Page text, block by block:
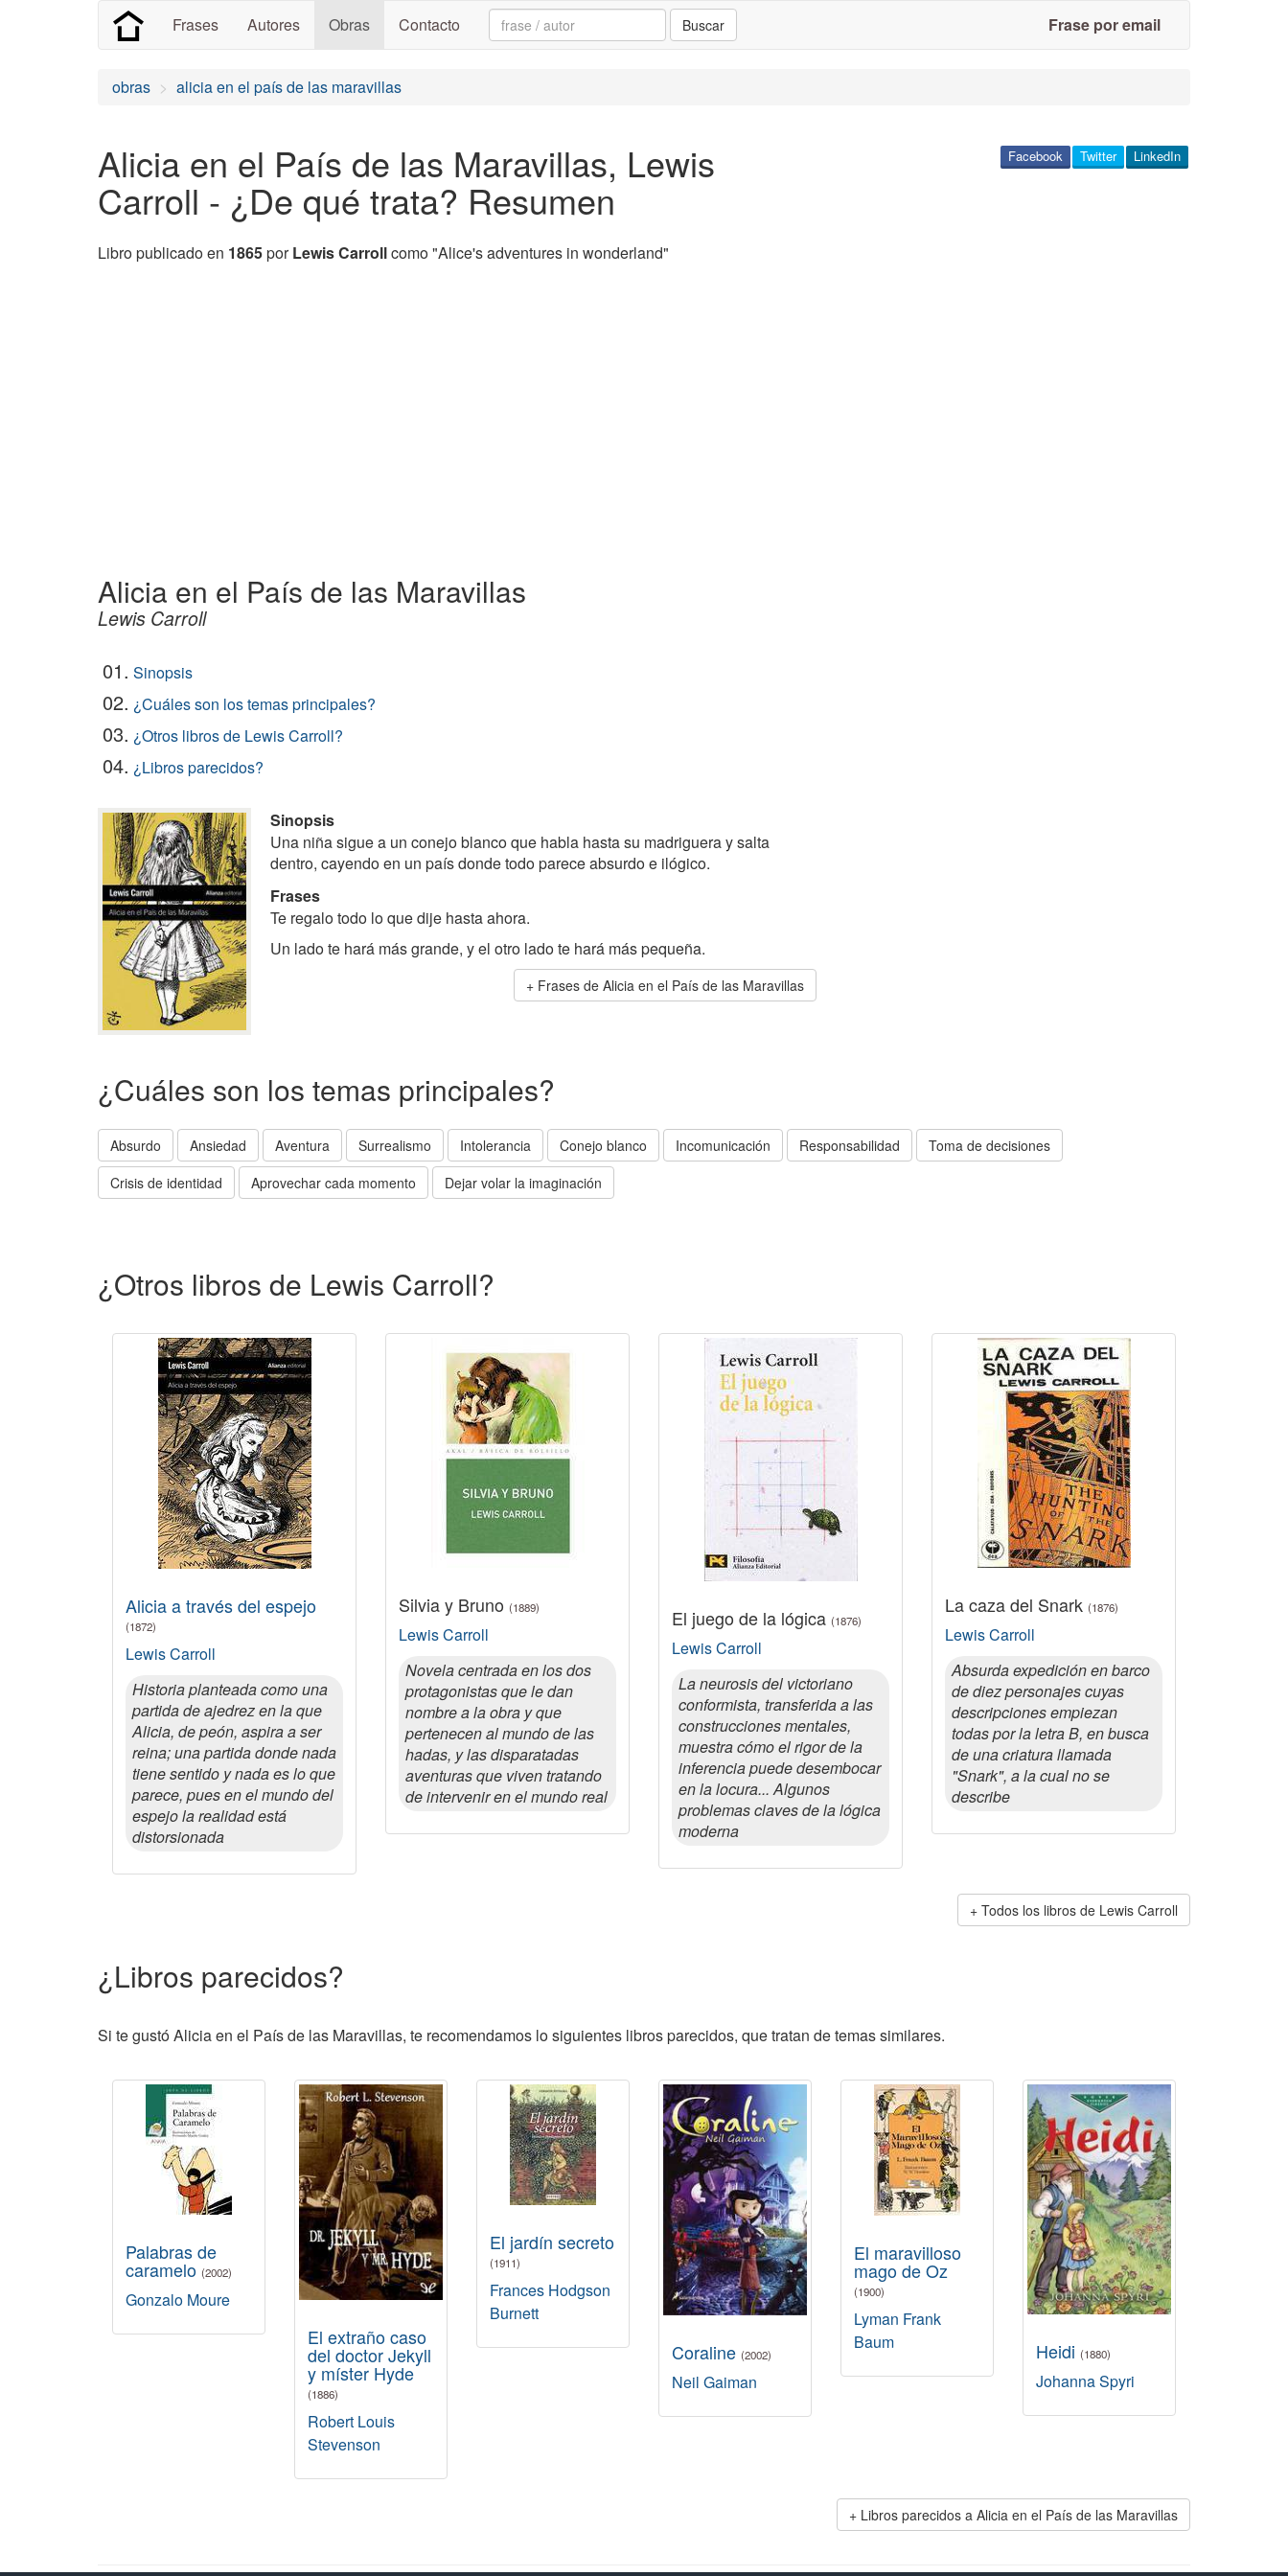
Frases Autores Obras Contacto Search: Buscar Frase por email
obras alicia en el país de las maravillas
Alicia en el País de las Maravillas, Lewis
Carroll - ¿De qué trata? Resumen
Libro publicado en 1865porLewis Carrollcomo "Alice's adventures in wonderland"
LinkedIn
Twitter
Facebook
Alicia en el País de las Maravillas
Lewis Carroll
01. Sinopsis
02. ¿Cuáles son los temas principales?
03. ¿Otros libros de Lewis Carroll?
04. ¿Libros parecidos?
Sinopsis
Una niña sigue a un conejo blanco que habla hasta su madriguera y salta
dentro, cayendo en un país donde todo parece absurdo e ilógico.
Frases
Te regalo todo lo que dije hasta ahora.
Un lado te hará más grande, y el otro lado te hará más pequeña.
Frases de Alicia en el País de las Maravillas
¿Cuáles son los temas principales?
Absurdo Ansiedad Aventura Surrealismo Intolerancia Conejo blanco Incomunicación Responsabilidad
Toma de decisiones
Crisis de identidad
Aprovechar cada momento Dejar volar la imaginación
¿Otros libros de Lewis Carroll?
Alicia a través del espejo
(1872)
Lewis Carroll
Historia planteada como una
partida de ajedrez en la que
Alicia, de peón, aspira a ser
reina; una partida donde nada
tiene sentido y nada es lo que
parece, pues en el mundo del
espejo la realidad está
distorsionada
Silvia y Bruno (1889)
Lewis Carroll
Novela centrada en los dos
protagonistas que le dan
nombre a la obra y que
pertenecen al mundo de las
hadas, y las disparatadas
aventuras que viven tratando
de intervenir en el mundo real
El juego de la lógica (1876)
Lewis Carroll
La neurosis del victoriano
conformista, transferida a las
construcciones mentales,
muestra cómo el rigor de la
inferencia puede desembocar
en la locura... Algunos
problemas claves de la lógica
moderna
La caza del Snark (1876)
Lewis Carroll
Absurda expedición en barco
de diez personajes cuyas
descripciones empiezan
todas por la letra B, en busca
de una criatura llamada
"Snark", a la cual no se
describe
Todos los libros de Lewis Carroll
¿Libros parecidos?
Si te gustó Alicia en el País de las Maravillas, te recomendamos lo siguientes libros parecidos, que tratan de temas similares.
Palabras de
caramelo (2002)
Gonzalo Moure
El extraño caso
del doctor Jekyll
y míster Hyde
(1886)
Robert Louis
Stevenson
El jardín secreto
(1911)
Frances Hodgson
Burnett
Coraline (2002)
Neil Gaiman
El maravilloso
mago de Oz
(1900)
Lyman Frank
Baum
Heidi (1880)
Johanna Spyri
Libros parecidos a Alicia en el País de las Maravillas